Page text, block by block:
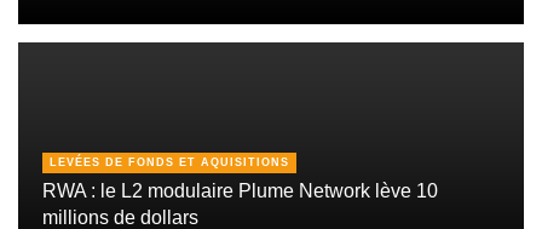
LEVÉES DE FONDS ET AQUISITIONS
RWA : le L2 modulaire Plume Network lève 10
millions de dollars